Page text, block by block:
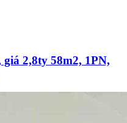
2,8ty 58m2, 1PN,